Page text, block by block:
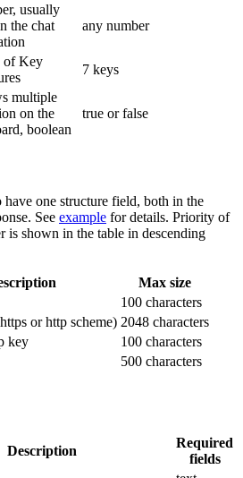
usually
the chat
any number
of Key
7 keys
multiple
on the
boolean
true or false
one structure field, both in the
See example for details. Priority of
is shown in the table in descending
Max size
100 characters
or http scheme) 2048 characters
key
100 characters
500 characters
Description
Required
fields